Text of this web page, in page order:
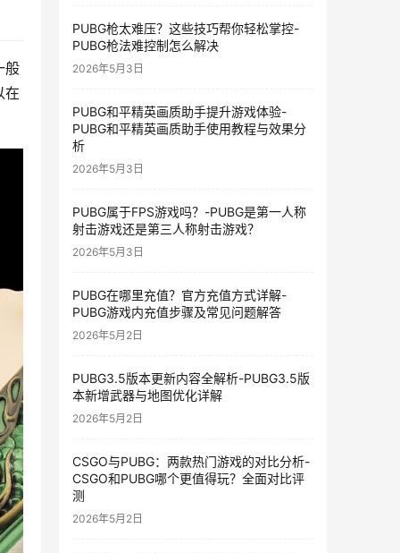
般
在
PUBG枪太难压？这些技巧帮你轻松掌控-
PUBG枪法难控制怎么解决
2026年5月3日
PUBG和平精英画质助手提升游戏体验-
PUBG和平精英画质助手使用教程与效果分
析
2026年5月3日
PUBG属于FPS游戏吗？-PUBG是第一人称
射击游戏还是第三人称射击游戏？
2026年5月3日
PUBG在哪里充值？官方充值方式详解-
PUBG游戏内充值步骤及常见问题解答
2026年5月2日
PUBG3.5版本更新内容全解析-PUBG3.5版
本新增武器与地图优化详解
2026年5月2日
CSGO与PUBG：两款热门游戏的对比分析-
CSGO和PUBG哪个更值得玩？全面对比评
测
2026年5月2日